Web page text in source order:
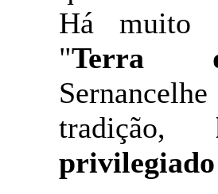
Há muito
"Terra
tradição,